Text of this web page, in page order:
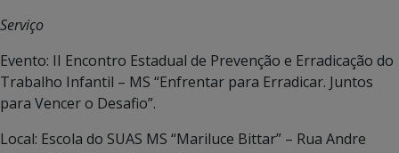
Serviço
Evento: II Encontro Estadual de Prevenção e Erradicação do
Trabalho Infantil – MS “Enfrentar para Erradicar. Juntos
para Vencer o Desafio”.
Local: Escola do SUAS MS “Mariluce Bittar” – Rua Andre